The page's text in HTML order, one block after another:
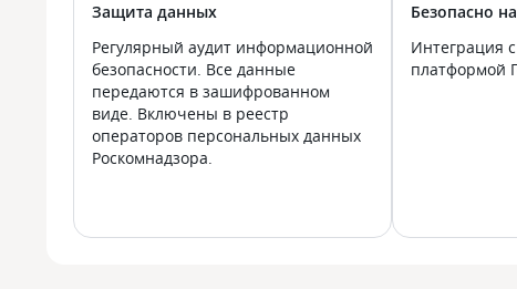
Защита данных
Регулярный аудит информационной
безопасности. Все данные
передаются в зашифрованном
виде. Включены в реестр
операторов персональных данных
Роскомнадзора.
Безопасно
Интеграция
платформой